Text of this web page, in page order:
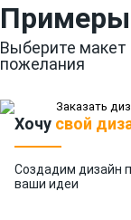
Выберите макет
пожелания
Хочу свой
Создадим дизайн
ваши идеи